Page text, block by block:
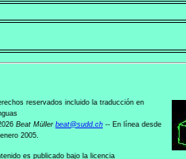
reservados incluido la traducción en
Beat Müller beat@sudd.ch -- En línea desde
2005.
es publicado bajo la licencia